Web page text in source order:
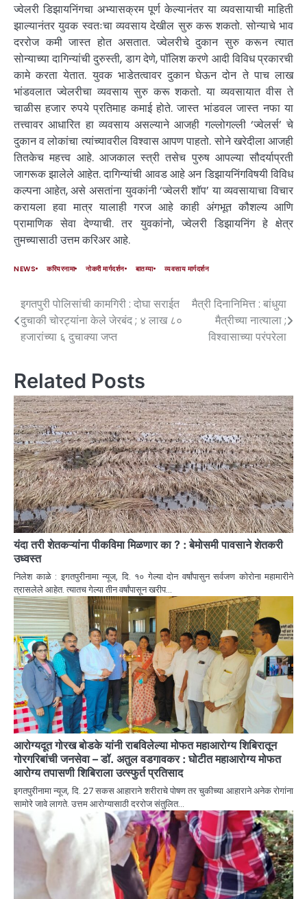
ज्वेलरी डिझायनिंगचा अभ्यासक्रम पूर्ण केल्यानंतर या व्यवसायाची माहिती
झाल्यानंतर युवक स्वतःचा व्यवसाय देखील सुरु करू शकतो. सोन्याचे भाव
दररोज कमी जास्त होत असतात. ज्वेलरीचे दुकान सुरु करून त्यात
सोन्याच्या दागिन्यांची दुरुस्ती, डाग देणे, पॉलिश करणे आदी विविध प्रकारची
कामे करता येतात. युवक भाडेतत्वावर दुकान घेऊन दोन ते पाच लाख
भांडवलात ज्वेलरीचा व्यवसाय सुरु करू शकतो. या व्यवसायात वीस ते
चाळीस हजार रुपये प्रतिमाह कमाई होते. जास्त भांडवल जास्त नफा या
तत्त्वावर आधारित हा व्यवसाय असल्याने आजही गल्लोगल्ली ‘ज्वेलर्स’ चे
दुकान व लोकांचा त्यांच्यावरील विश्वास आपण पाहतो. सोने खरेदीला आजही
तितकेच महत्त्व आहे. आजकाल स्त्री तसेच पुरुष आपल्या सौदर्याप्रती
जागरूक झालेले आहेत. दागिन्यांची आवड आहे अन डिझायनिंगविषयी विविध
कल्पना आहेत, असे असतांना युवकांनी ‘ज्वेलरी शॉप’ या व्यवसायाचा विचार
करायला हवा मात्र यालाही गरज आहे काही अंगभूत कौशल्य आणि
प्रामाणिक सेवा देण्याची. तर युवकांनो, ज्वेलरी डिझायनिंग हे क्षेत्र
तुमच्यासाठी उत्तम करिअर आहे.
NEWS करियरनामा नोकरी मार्गदर्शन बातम्या व्यवसाय मार्गदर्शन
इगतपुरी पोलिसांची कामगिरी : दोघा सराईत
दुचाकी चोरट्यांना केले जेरबंद ; ४ लाख ८०
हजारांच्या ६ दुचाक्या जप्त
मैत्री दिनानिमित्त : बांधुया
मैत्रीच्या नात्याला ;
विश्वासाच्या परंपरेला
Related Posts
यंदा तरी शेतकऱ्यांना पीकविमा मिळणार का ? : बेमोसमी पावसाने शेतकरी
उध्वस्त
निलेश काळे : इगतपुरीनामा न्यूज, दि. १० गेल्या दोन वर्षांपासुन सर्वजण कोरोना महामारीने
त्रासलेले आहेत. त्यातच गेल्या तीन वर्षांपासून खरीप…
आरोग्यदूत गोरख बोडके यांनी राबविलेल्या मोफत महाआरोग्य शिबिरातून
गोरगरिबांची जनसेवा – डॉ. अतुल वडगावकर : घोटीत महाआरोग्य मोफत
आरोग्य तपासणी शिबिराला उत्स्फुर्त प्रतिसाद
इगतपुरीनामा न्यूज, दि. 27 सकस आहाराने शरीराचे पोषण तर चुकीच्या आहाराने अनेक रोगांना
सामोरे जावे लागते. उत्तम आरोग्यासाठी दररोज संतुलित…